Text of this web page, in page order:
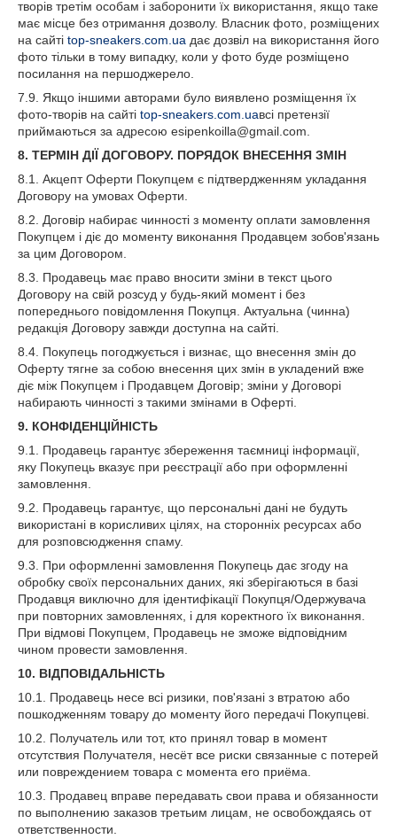
творів третім особам і заборонити їх використання, якщо таке
має місце без отримання дозволу. Власник фото, розміщених
на сайті top-sneakers.com.ua дає дозвіл на використання його
фото тільки в тому випадку, коли у фото буде розміщено
посилання на першоджерело.
7.9. Якщо іншими авторами було виявлено розміщення їх
фото-творів на сайті top-sneakers.com.uaвсі претензії
приймаються за адресою esipenkoilla@gmail.com.
8. ТЕРМІН ДІЇ ДОГОВОРУ. ПОРЯДОК ВНЕСЕННЯ ЗМІН
8.1. Акцепт Оферти Покупцем є підтвердженням укладання
Договору на умовах Оферти.
8.2. Договір набирає чинності з моменту оплати замовлення
Покупцем і діє до моменту виконання Продавцем зобов'язань
за цим Договором.
8.3. Продавець має право вносити зміни в текст цього
Договору на свій розсуд у будь-який момент і без
попереднього повідомлення Покупця. Актуальна (чинна)
редакція Договору завжди доступна на сайті.
8.4. Покупець погоджується і визнає, що внесення змін до
Оферту тягне за собою внесення цих змін в укладений вже
діє між Покупцем і Продавцем Договір; зміни у Договорі
набирають чинності з такими змінами в Оферті.
9. КОНФІДЕНЦІЙНІСТЬ
9.1. Продавець гарантує збереження таємниці інформації,
яку Покупець вказує при реєстрації або при оформленні
замовлення.
9.2. Продавець гарантує, що персональні дані не будуть
використані в корисливих цілях, на сторонніх ресурсах або
для розповсюдження спаму.
9.3. При оформленні замовлення Покупець дає згоду на
обробку своїх персональних даних, які зберігаються в базі
Продавця виключно для ідентифікації Покупця/Одержувача
при повторних замовленнях, і для коректного їх виконання.
При відмові Покупцем, Продавець не зможе відповідним
чином провести замовлення.
10. ВІДПОВІДАЛЬНІСТЬ
10.1. Продавець несе всі ризики, пов'язані з втратою або
пошкодженням товару до моменту його передачі Покупцеві.
10.2. Получатель или тот, кто принял товар в момент
отсутствия Получателя, несёт все риски связанные с потерей
или повреждением товара с момента его приёма.
10.3. Продавец вправе передавать свои права и обязанности
по выполнению заказов третьим лицам, не освобождаясь от
ответственности.